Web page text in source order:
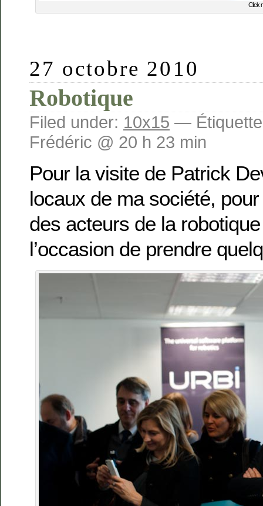
Click
27 octobre 2010
Robotique
Filed under: 10x15 —
Frédéric @ 20 h 23 min
Pour la visite de Patrick
locaux de ma société,
des acteurs de la
l’occasion de prendre